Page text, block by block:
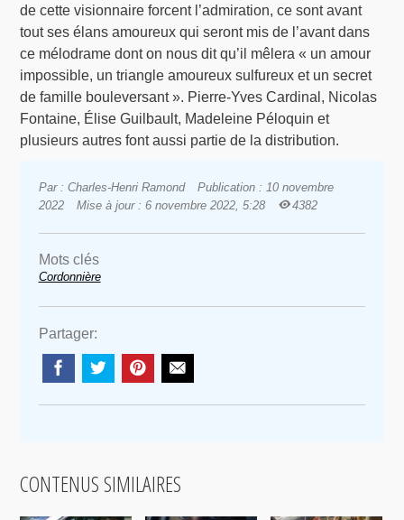
de cette visionnaire forcent l’admiration, ce sont avant
tout ses élans amoureux qui seront mis de l’avant dans
ce mélodrame dont on nous dit qu’il mêlera « un amour
impossible, un triangle amoureux sulfureux et un secret
de famille bouleversant ». Pierre-Yves Cardinal, Nicolas
Fontaine, Élise Guilbault, Madeleine Péloquin et
plusieurs autres font aussi partie de la distribution.
Par : Charles-Henri Ramond
Publication : 10 novembre
2022
Mise à jour : 6 novembre 2022, 5:28 4382
Mots clés
Cordonnière
Partager:
CONTENUS SIMILAIRES